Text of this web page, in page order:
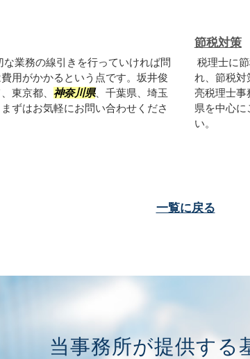
業務の線引きを行っていければ問
用がかかるという点です。坂井俊
東京都、 神奈川県、千葉県、埼玉
ずはお気軽にお問い合わせくださ
節税対策
税理士に
れ、節税対
亮税理士事
県を中心に
い。
一覧に戻る
当事務所が提供する